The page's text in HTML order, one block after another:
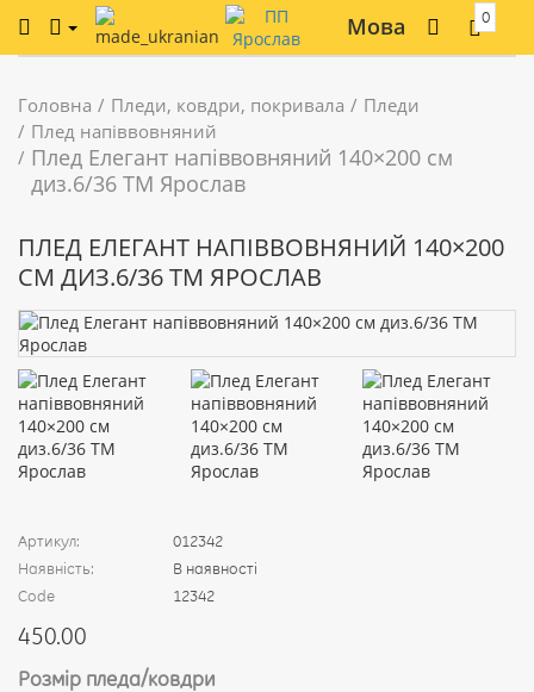
Мова 0
Головна Пледи, ковдри, покривала
Пледи
Плед напіввовняний
Плед Елегант напіввовняний 140×200 см
диз.6/36 ТМ Ярослав
ПЛЕД ЕЛЕГАНТ НАПІВВОВНЯНИЙ 140×200
СМ ДИЗ.6/36 ТМ ЯРОСЛАВ
Артикул:
012342
Наявність:
В наявності
Code
12342
450.00
Розмір пледа/ковдри